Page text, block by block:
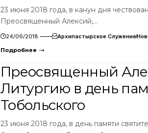
23 июня 2018 года, в канун дня
Преосвященный Алексий,…
24/06/2018 Архипастырское Служение
Подробнее
Преосвященный
Литургию в день
Тобольского
23 июня 2018 года, в день памяти